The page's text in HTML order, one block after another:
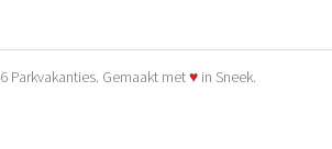
Parkvakanties. Gemaakt met♥in Sneek.